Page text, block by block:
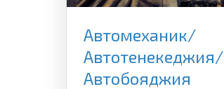
Автомеханик/
Автотенекеджия/
Автобояджия